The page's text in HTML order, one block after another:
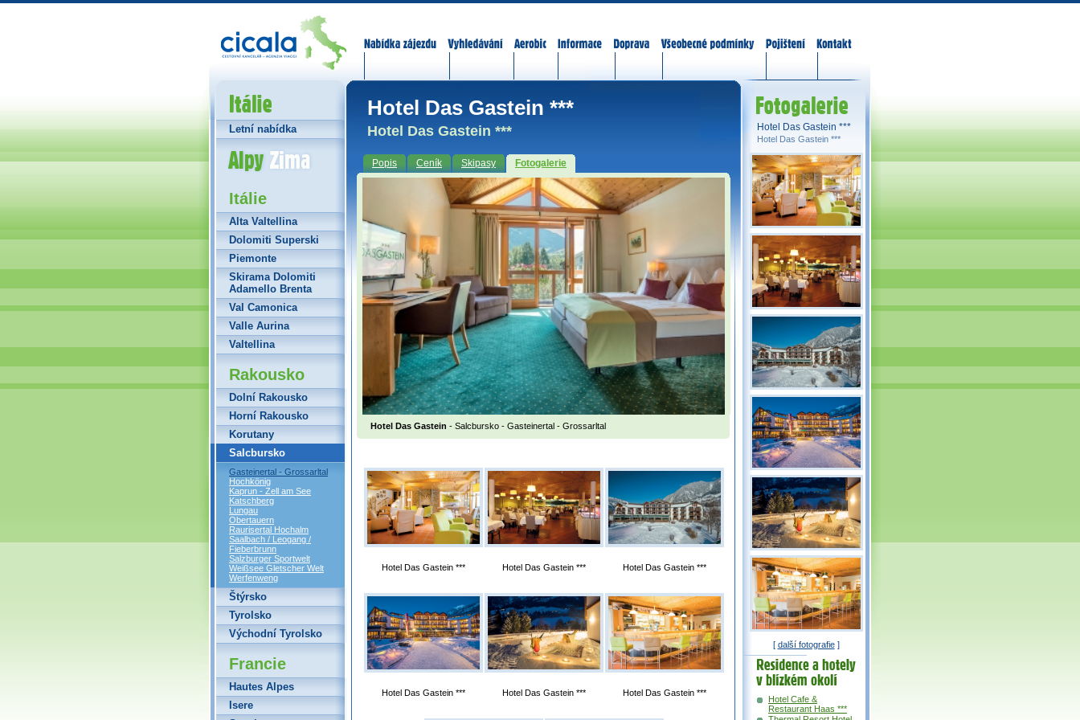
Hotel Das Gastein ***
Hotel Das Gastein ***
Popis Ceník Skipasy Fotogalerie
Hotel Das Gastein - Salcbursko - Gasteinertal - Grossarltal
Hotel Das Gastein *** Hotel Das Gastein *** Hotel Das Gastein ***
Hotel Das Gastein *** Hotel Das Gastein *** Hotel Das Gastein ***
Itálie
Letní nabídka
Alpy Zima
Itálie
Alta Valtellina
Dolomiti Superski
Piemonte
Skirama Dolomiti
Adamello Brenta
Val Camonica
Valle Aurina
Valtellina
Rakousko
Dolní Rakousko
Horní Rakousko
Korutany
Salcbursko
Gasteinertal - Grossarltal
Hochkönig
Kaprun - Zell am See
Katschberg
Lungau
Obertauern
Raurisertal Hochalm
Saalbach / Leogang /
Fieberbrunn
Salzburger Sportwelt
Weißsee Gletscher Welt
Werfenweng
Štýrsko
Tyrolsko
Východní Tyrolsko
Francie
Hautes Alpes
Isere
Hotel Das Gastein ***
Hotel Das Gastein ***
[ další fotografie]
Residence a
hotely v okolí
Hotel Cafe &
Restaurant Haas ***